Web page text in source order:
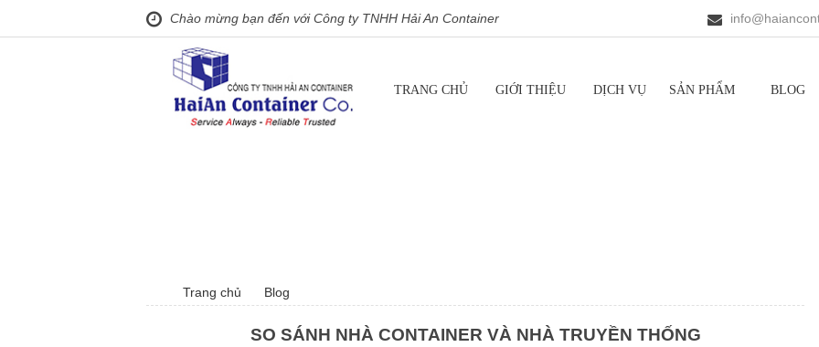
Chào mừng bạn đến với Công ty TNHH Hải An Container
TRANG CHỦ GIỚI THIỆU DỊCH VỤ SẢN PHẨM BLOG
Trang chủ Blog
SO SÁNH NHÀ CONTAINER VÀ NHÀ TRUYỀN THỐNG